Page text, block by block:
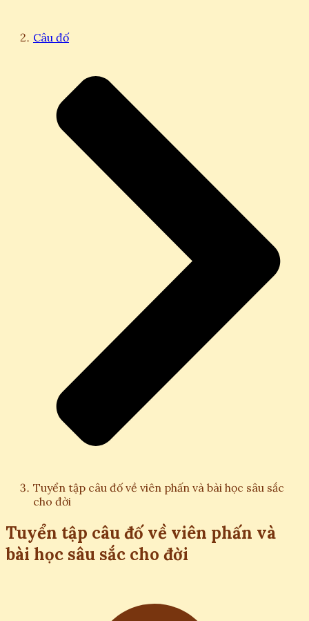
Câu đố
Tuyển tập câu đố về viên phấn và bài học sâu sắc
cho đời
Tuyển tập câu đố về viên phấn và
bài học sâu sắc cho đời